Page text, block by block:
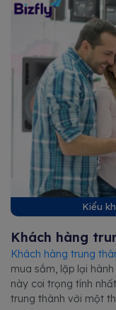
Kiểu
Khách hàng
Khách hàng trung
mua sắm, lặp lại
này coi trọng tính
trung thành với một